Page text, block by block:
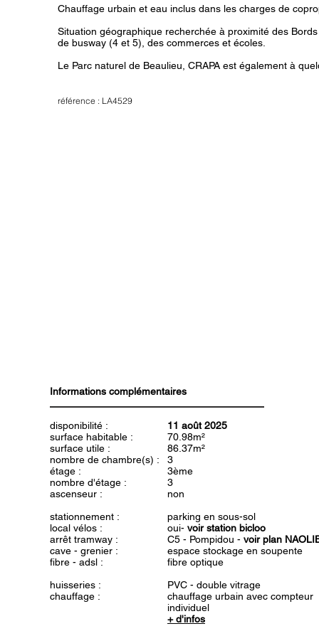
Chauffage urbain et eau inclus dans les charges de
Situation géographique recherchée à proximité des
de busway (4 et 5), des commerces et écoles.
Le Parc naturel de Beaulieu, CRAPA est également à
référence : LA4529
Informations complémentaires
disponibilité :
surface habitable :
surface utile :
nombre de chambre(s) :
étage :
nombre d'étage :
ascenseur :
stationnement :
local vélos :
arrêt tramway :
cave - grenier :
fibre - adsl :
huisseries :
chauffage :
11 août 2025
70.98m²
86.37m²
3
3ème
3
non
parking en sous-sol
oui- voir station bicloo
C5 - Pompidou - voir plan
espace stockage en soupente
fibre optique
PVC - double vitrage
chauffage urbain avec compteur
individuel
+ d'infos